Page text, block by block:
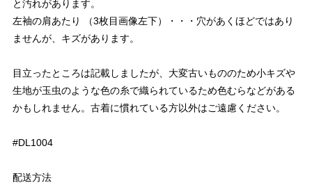
と汚れがあります。
左袖の肩あたり （3枚目画像左下）・・・穴があくほどではあり
ませんが、キズがあります。
目立ったところは記載しましたが、大変古いもののため小キズや
生地が玉虫のような色の糸で織られているため色むらなどがある
かもしれません。古着に慣れている方以外はご遠慮ください。
#DL1004
配送方法